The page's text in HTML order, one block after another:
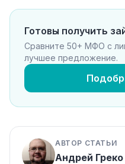
Готовы получить
Сравните 50+ МФО с
лучшее предложение.
АВТОР СТАТЬИ
Андрей Греко